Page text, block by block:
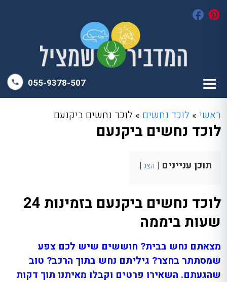
055-9378-507
ראשי » לוכד נחשים » לוכד נחשים ביקנעם
לוכד נחשים ביקנעם
תוכן עניינים הצג
לוכד נחשים ביקנעם בזמינות 24
שעות ביממה
מצאתם נחש בבית? חוששים שיש לכם צפע
שמסתתר בחצר? גיליתם נחש בתוך הרכב? טוב
שהגעתם. השאירו פרטים וקבלו מאיתנו תוך דקות